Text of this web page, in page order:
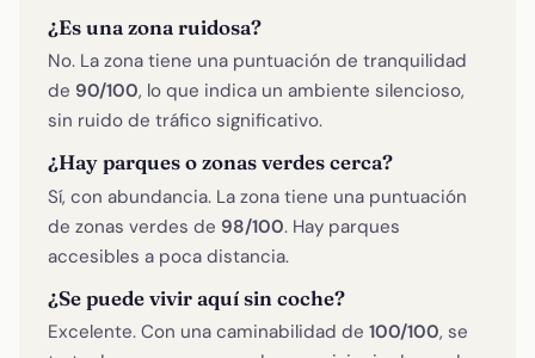
¿Es una zona ruidosa?
No. La zona tiene una puntuación de tranquilidad
de 90/100, lo que indica un ambiente silencioso,
sin ruido de tráfico significativo.
¿Hay parques o zonas verdes cerca?
Sí, con abundancia. La zona tiene una puntuación
de zonas verdes de 98/100. Hay parques
accesibles a poca distancia.
¿Se puede vivir aquí sin coche?
Excelente. Con una caminabilidad de 100/100, se